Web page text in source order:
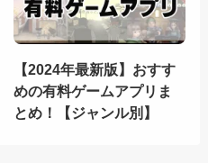
【2024年最新版】おすす
めの有料ゲームアプリま
とめ！【ジャンル別】